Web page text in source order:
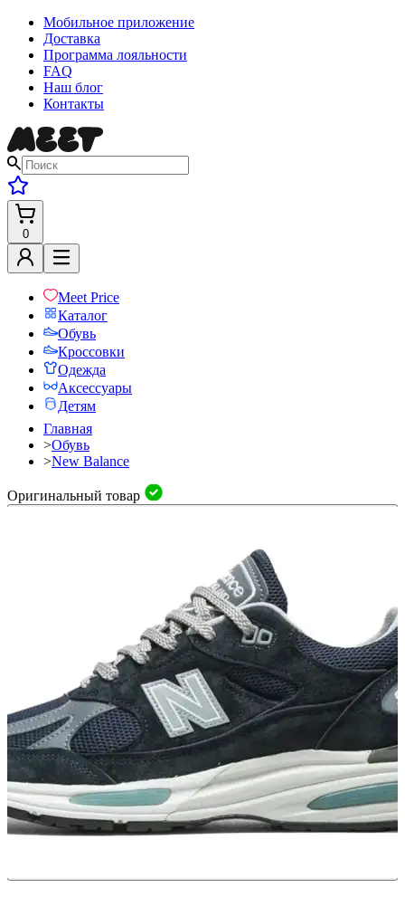
Мобильное приложение
Доставка
Программа лояльности
FAQ
Наш блог
Контакты
0
Meet Price
Каталог
Обувь
Кроссовки
Одежда
Аксессуары
Детям
Главная
>Обувь
>New Balance
Оригинальный товар